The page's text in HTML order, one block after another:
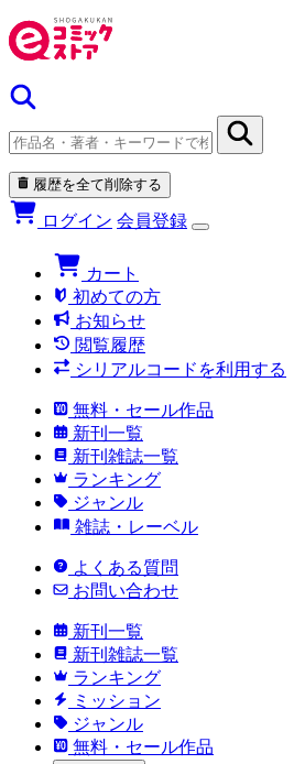
履歴を全て削除する
ログイン 会員登録
カート
初めての方
お知らせ
閲覧履歴
シリアルコードを利用する
無料・セール作品
新刊一覧
新刊雑誌一覧
ランキング
ジャンル
雑誌・レーベル
よくある質問
お問い合わせ
新刊一覧
新刊雑誌一覧
ランキング
ミッション
ジャンル
無料・セール作品